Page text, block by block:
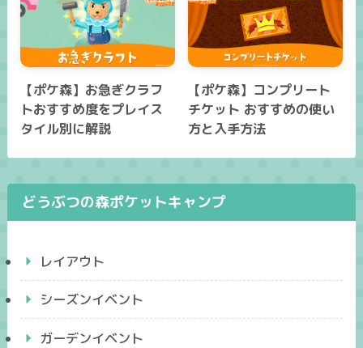
【ポケ森】お急ぎクラフ
トおすすめ度をプレイス
タイル別に解説
【ポケ森】コンプリート
チケット おすすめの使い
方と入手方法
どうぶつの森ポケットキャンプ
レイアウト
シーズンイベント
ガーデンイベント